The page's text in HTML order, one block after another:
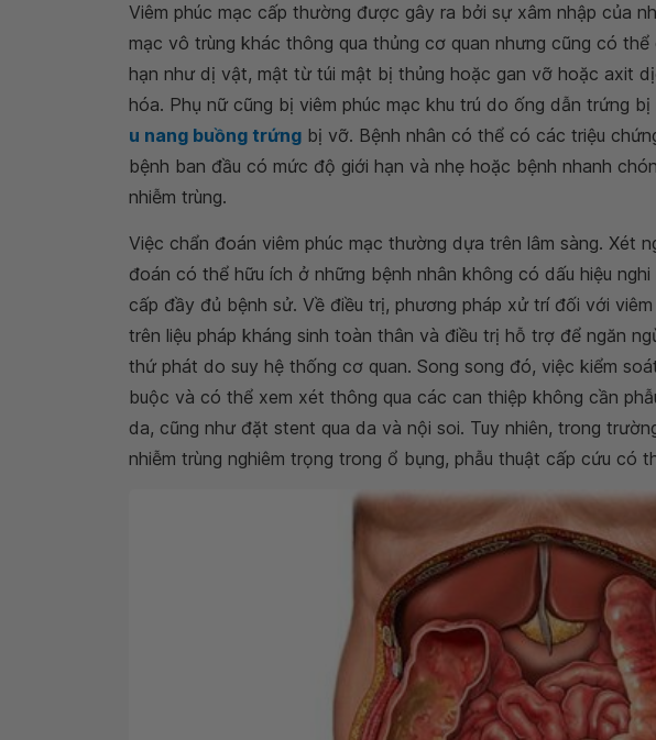
Viêm phúc mạc cấp thường được gây ra bởi sự xâm nhập của
mạc vô trùng khác thông qua thủng cơ quan nhưng cũng có
hạn như dị vật, mật từ túi mật bị thủng hoặc gan vỡ hoặc axit
hóa. Phụ nữ cũng bị viêm phúc mạc khu trú do ống dẫn trứng bị
u nang buồng trứng bị vỡ. Bệnh nhân có thể có các triệu
bệnh ban đầu có mức độ giới hạn và nhẹ hoặc bệnh nhanh
nhiễm trùng.
Việc chẩn đoán viêm phúc mạc thường dựa trên lâm sàng. Xét
đoán có thể hữu ích ở những bệnh nhân không có dấu hiệu
cấp đầy đủ bệnh sử. Về điều trị, phương pháp xử trí đối với
trên liệu pháp kháng sinh toàn thân và điều trị hỗ trợ để ngăn
thứ phát do suy hệ thống cơ quan. Song song đó, việc kiểm
buộc và có thể xem xét thông qua các can thiệp không cần
da, cũng như đặt stent qua da và nội soi. Tuy nhiên, trong
nhiễm trùng nghiêm trọng trong ổ bụng, phẫu thuật cấp cứu có